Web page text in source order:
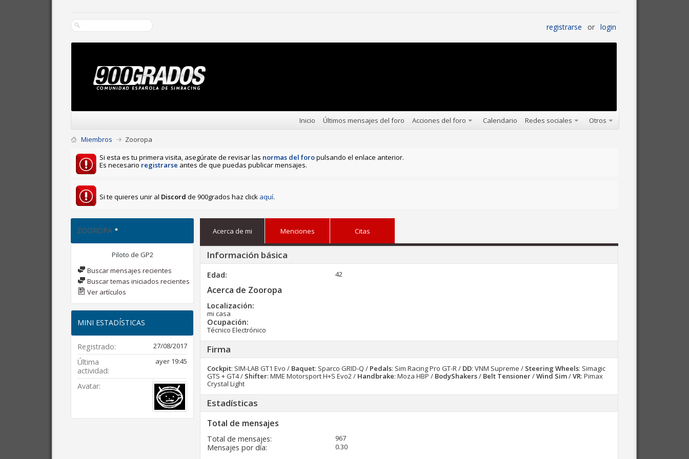
registrarse or login
Inicio Últimos mensajes del foro Acciones del foro Calendario Redes sociales Otros
Miembros
Zooropa
Si esta es tu primera visita, asegúrate de revisar las normas del foropulsando el enlace anterior.
Es necesario registrarse antes de que puedas publicar mensajes.
Si te quieres unir al Discord de 900grados haz click aquí.
ZOOROPA
Piloto de GP2
Buscar mensajes recientes
Buscar temas iniciados recientes
Ver artículos
MINI ESTADÍSTICAS
Registrado 27/08/2017
Última
actividad
ayer 19:45
Avatar
Acerca de mi Menciones Citas
Información básica
Edad 42
Acerca de Zooropa
Localización:
mi casa
Ocupación:
Técnico Electrónico
Firma
Cockpit: SIM-LAB GT1 Evo / Baquet: Sparco GRID-Q / Pedals: Sim Racing Pro GT-R / DD: VNM Supreme / Steering Wheels: Simagic
GTS + GT4 / Shifter: MME Motorsport H+S Evo2 / Handbrake: Moza HBP / BodyShakers/ Belt Tensioner/Wind Sim/VR: Pimax
Crystal Light
Estadísticas
Total de mensajes
Total de mensajes 967
Mensajes por día 0.30